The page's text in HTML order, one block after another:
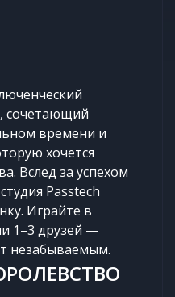
сочетающий
времени и
хочется
Вслед за успехом
Passtech
Играйте в
1–3 друзей —
незабываемым.